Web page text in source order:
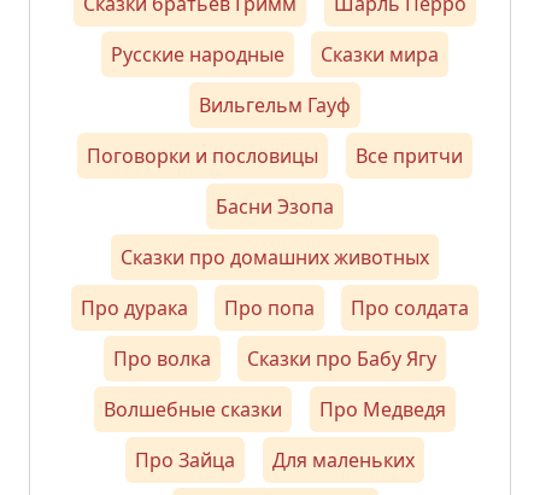
Русские народные
Сказки мира
Вильгельм Гауф
Поговорки и пословицы
Все притчи
Басни Эзопа
Сказки про домашних животных
Про дурака
Про попа
Про солдата
Про волка
Сказки про Бабу Ягу
Волшебные сказки
Про Медведя
Про Зайца
Для маленьких